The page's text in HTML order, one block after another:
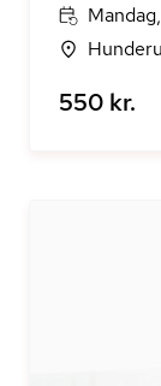
550 kr.